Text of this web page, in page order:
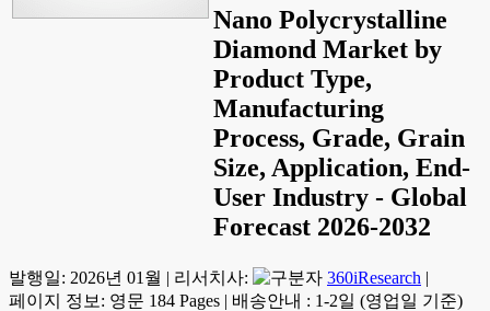
Nano Polycrystalline
Diamond Market by
Product Type,
Manufacturing
Process, Grade, Grain
Size, Application, End-
User Industry - Global
Forecast 2026-2032
발행일: 2026년 01월 | 리서치사: 360iResearch |
페이지 정보: 영문 184 Pages | 배송안내 : 1-2일 (영업일 기준)